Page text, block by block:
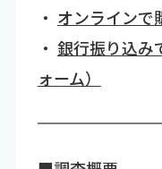
・ オンラインで
・ 銀行振り込み
ォーム）